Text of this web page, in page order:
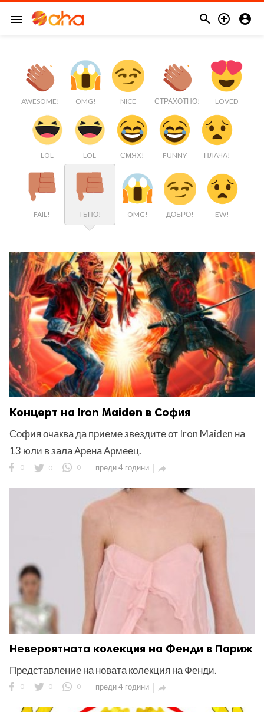
menu   
AWESOME! OMG! NICE СТРАХОТНО! LOVED
LOL LOL СМЯХ! FUNNY ПЛАЧА!
FAIL! ТЪПО! OMG! ДОБРО! EW!
Концерт на Iron Maiden в София
София очаква да приеме звездите от Iron Maiden на
13 юли в зала Арена Армеец.
0 0 0 преди 4 години 
Невероятната колекция на Фенди в Париж
Представление на новата колекция на Фенди.
0 0 0 преди 4 години 